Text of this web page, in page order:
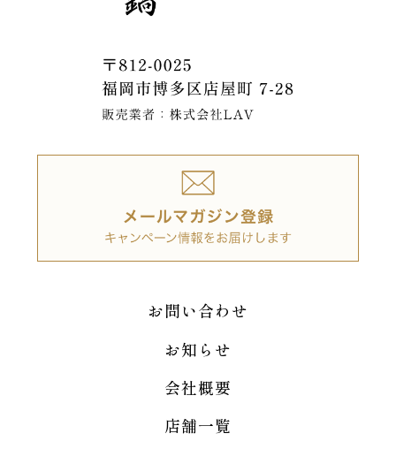
お問い合わせ
お知らせ
会社概要
店舗一覧